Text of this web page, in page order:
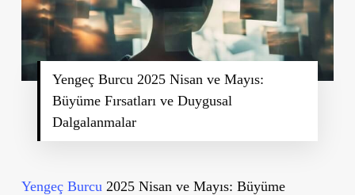
Yengeç Burcu 2025 Nisan ve Mayıs:
Büyüme Fırsatları ve Duygusal
Dalgalanmalar
Yengeç Burcu 2025 Nisan ve Mayıs: Büyüme